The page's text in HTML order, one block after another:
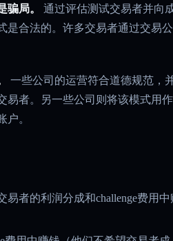
骗局。
通过评估测试交易者并向
是合法的。许多交易者通过交易
一些公司的运营符合道德规范，
易者。另一些公司则将该模式用
户。
易者的利润分成和challenge费用中